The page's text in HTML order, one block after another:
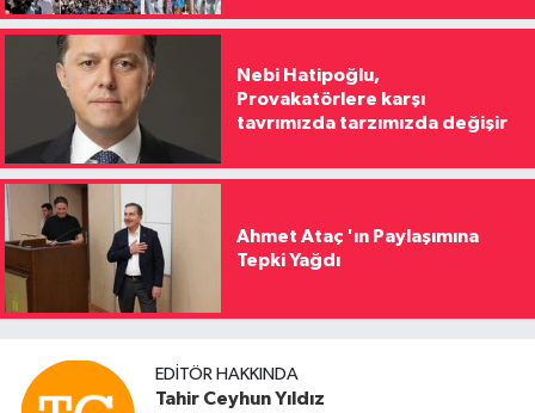
Nebi Hatipoğlu,
Provakatörlere karşı
tavrımızda tarzımızda değişir
Ahmet Ataç 'ın Paylaşımına
Tepki Yağdı
EDITÖR HAKKINDA
Tahir Ceyhun Yıldız